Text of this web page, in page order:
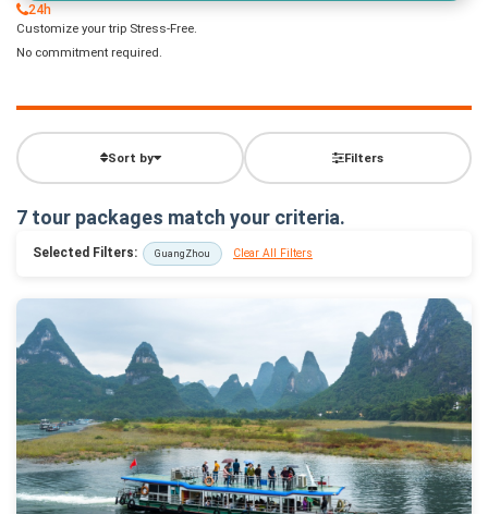
Customize your trip Stress-Free.
No commitment required.
24h
Sort by Filters
7 tour packages match your criteria.
Selected Filters: GuangZhou Clear All Filters